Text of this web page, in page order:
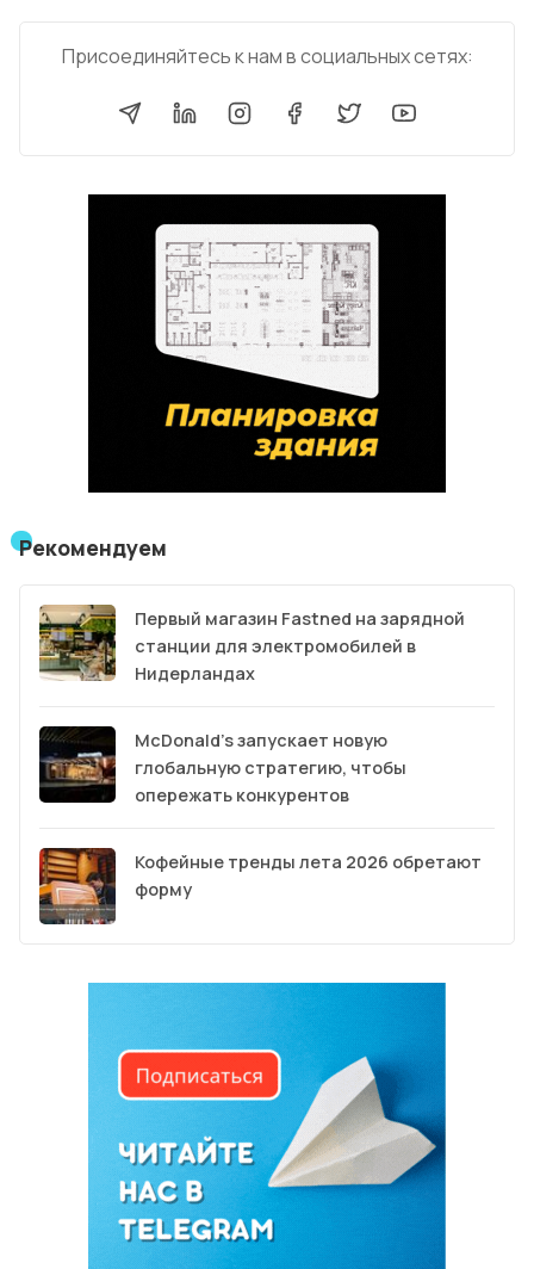
Присоединяйтесь к нам в социальных сетях:
Рекомендуем
Первый магазин Fastned на зарядной
станции для электромобилей в
Нидерландах
McDonald’s запускает новую
глобальную стратегию, чтобы
опережать конкурентов
Кофейные тренды лета 2026 обретают
форму